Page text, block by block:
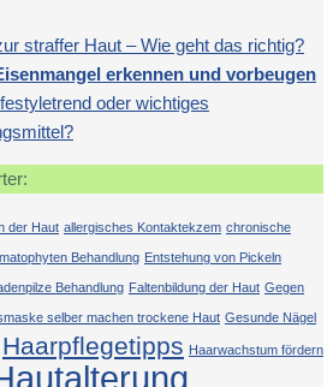
straffer Haut – Wie geht das richtig?
erkennen und vorbeugen
oder wichtiges
der Haut allergisches Kontaktekzem chronische
Behandlung Entstehung von Pickeln
Behandlung Faltenbildung der Haut Gegen
selber machen trockene Haut Gesunde Nägel
Haarpflegetipps Haarwachstum fördern